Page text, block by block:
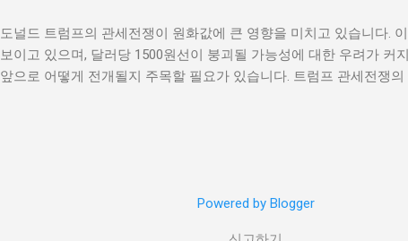
다. 변화에 대한 적응력이 부족한 개인은 불안감과 스트레스를 느낄
상실할 수도 있다. 따라서 개인이 사회 변화에 어떻게 대응하는지가
자신을 지속적으로 발전시키는 것이 필수적이다. 개인 성장의 과정
서적 발달에 영향을 미치며, 이는 결국 개인의 성장에 긍정적 또는
도널드 트럼프의 관세전쟁이 원화값에 큰 영향을 미치고 있습니다.
보이고 있으며, 달러당 1500원선이 붕괴될 가능성에 대한 우려가 커
앞으로 어떻게 전개될지 주목할 필요가 있습니다. 트럼프 관세전쟁의
다른 국가들에 대한 고율의 관세를 부과하기 시작했습니다. 이러한
가 상승하므로 오히려 경제에 부담이 됩니다. 기업들은 원자재 비용
Powered by Blogger